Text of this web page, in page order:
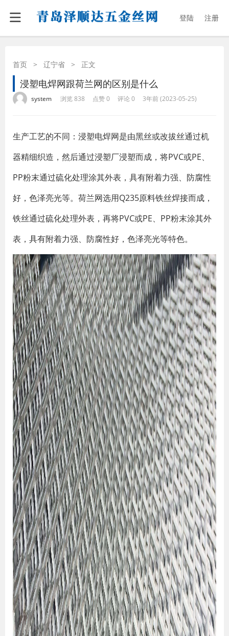
登陆 注册
首页 > 辽宁省 > 正文
浸塑电焊网跟荷兰网的区别是什么
system 浏览 838 点赞 0 评论 0 3年前 (2023-05-25)
生产工艺的不同：浸塑电焊网是由黑丝或改拔丝通过机
器精细织造，然后通过浸塑厂浸塑而成，将PVC或PE、
PP粉末通过硫化处理涂其外表，具有附着力强、防腐性
好，色泽亮光等。荷兰网选用Q235原料铁丝焊接而成，
铁丝通过硫化处理外表，再将PVC或PE、PP粉末涂其外
表，具有附着力强、防腐性好，色泽亮光等特色。